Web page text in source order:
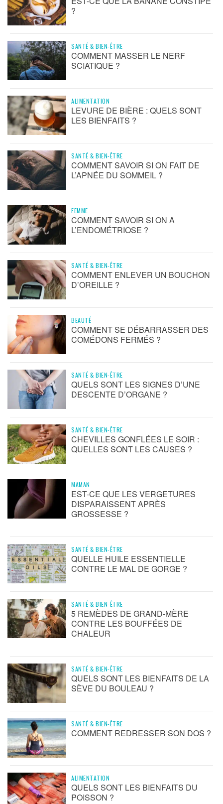
?
SANTÉ & BIEN-ÊTRE
COMMENT MASSER LE NERF
SCIATIQUE ?
ALIMENTATION
LEVURE DE BIÈRE : QUELS SONT
LES BIENFAITS ?
SANTÉ & BIEN-ÊTRE
COMMENT SAVOIR SI ON FAIT DE
L’APNÉE DU SOMMEIL ?
FEMME
COMMENT SAVOIR SI ON A
L’ENDOMÉTRIOSE ?
SANTÉ & BIEN-ÊTRE
COMMENT ENLEVER UN BOUCHON
D’OREILLE ?
BEAUTÉ
COMMENT SE DÉBARRASSER DES
COMÉDONS FERMÉS ?
SANTÉ & BIEN-ÊTRE
QUELS SONT LES SIGNES D’UNE
DESCENTE D’ORGANE ?
SANTÉ & BIEN-ÊTRE
CHEVILLES GONFLÉES LE SOIR :
QUELLES SONT LES CAUSES ?
MAMAN
EST-CE QUE LES VERGETURES
DISPARAISSENT APRÈS
GROSSESSE ?
SANTÉ & BIEN-ÊTRE
QUELLE HUILE ESSENTIELLE
CONTRE LE MAL DE GORGE ?
SANTÉ & BIEN-ÊTRE
5 REMÈDES DE GRAND-MÈRE
CONTRE LES BOUFFÉES DE
CHALEUR
SANTÉ & BIEN-ÊTRE
QUELS SONT LES BIENFAITS DE LA
SÈVE DU BOULEAU ?
SANTÉ & BIEN-ÊTRE
COMMENT REDRESSER SON DOS ?
ALIMENTATION
QUELS SONT LES BIENFAITS DU
POISSON ?